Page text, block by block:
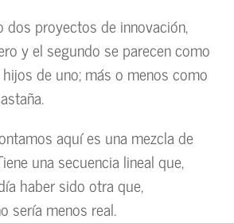
dos proyectos de innovación,
y el segundo se parecen como
de uno; más o menos como
aquí es una mezcla de
una secuencia lineal que,
haber sido otra que,
sería menos real.